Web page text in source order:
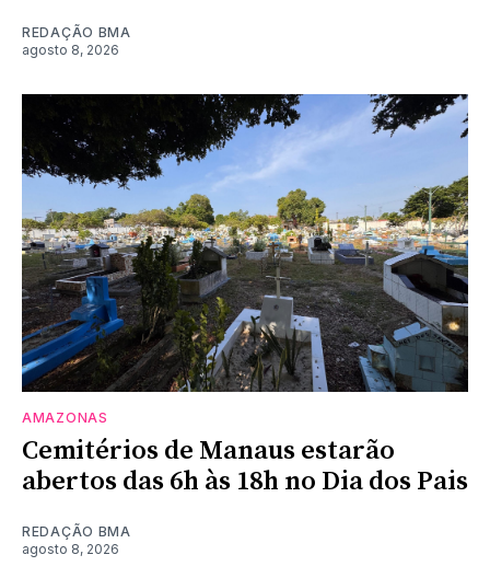
REDAÇÃO BMA
agosto 8, 2026
AMAZONAS
Cemitérios de Manaus estarão
abertos das 6h às 18h no Dia dos Pais
REDAÇÃO BMA
agosto 8, 2026